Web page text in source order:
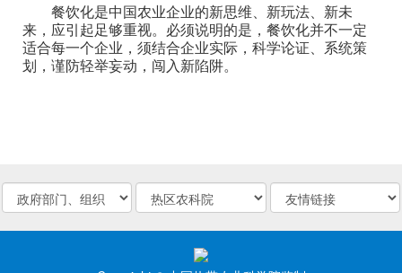
餐饮化是中国农业企业的新思维、新玩法、新未
来，应引起足够重视。必须说明的是，餐饮化并不一定
适合每一个企业，须结合企业实际，科学论证、系统策
划，谨防轻举妄动，闯入新陷阱。